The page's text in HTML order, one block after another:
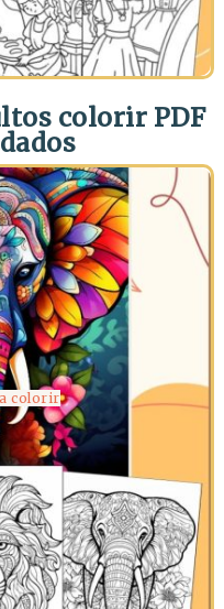
colorir PDF
colorir